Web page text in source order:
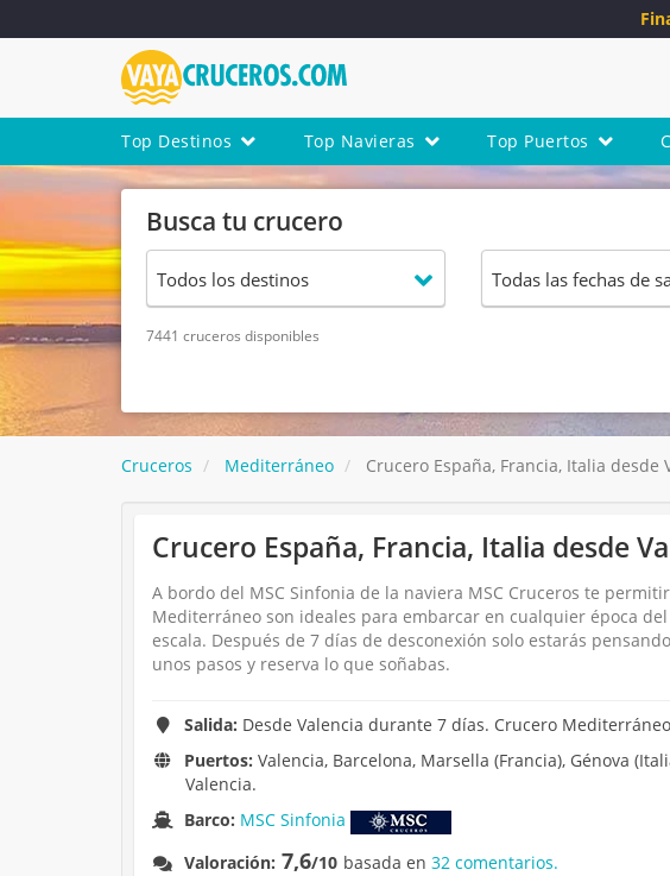
Top Destinos Top Navieras Top Puertos
Busca tu crucero
7441 cruceros disponibles
Cruceros Mediterráneo Crucero España, Francia, Italia desde
Crucero España, Francia, Italia desde
A bordo del MSC Sinfonia de la naviera MSC Cruceros te
Mediterráneo son ideales para embarcar en cualquier época
escala. Después de 7 días de desconexión solo estarás
unos pasos y reserva lo que soñabas.
Salida: Desde Valencia durante 7 días. Crucero
Puertos: Valencia, Barcelona, Marsella (Francia), Génova
Valencia.
Barco: MSC Sinfonia
Valoración: 7,6/10 basada en32 comentarios.